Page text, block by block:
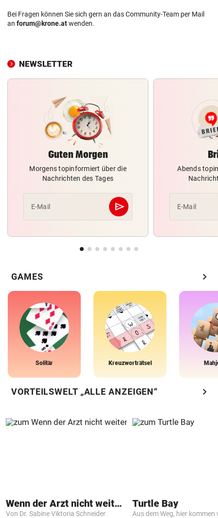
Bei Fragen können Sie sich gern an das Community-Team per Mail
an forum@krone.atwenden.
NEWSLETTER
Guten Morgen
Morgens topinformiert über die
Nachrichten des Tages
E-Mail send
Abschicken
Abends
E-Mail
GAMES chevron_right
Solitär Kreuzworträtsel
VORTEILSWELT „ALLE ANZEIGEN“ chevron_right
Wenn der Arzt nicht weiter weiß
Von Dr. Sabine Viktoria Schneider
Turtle Bay
Aus dem Weg, hier kommen